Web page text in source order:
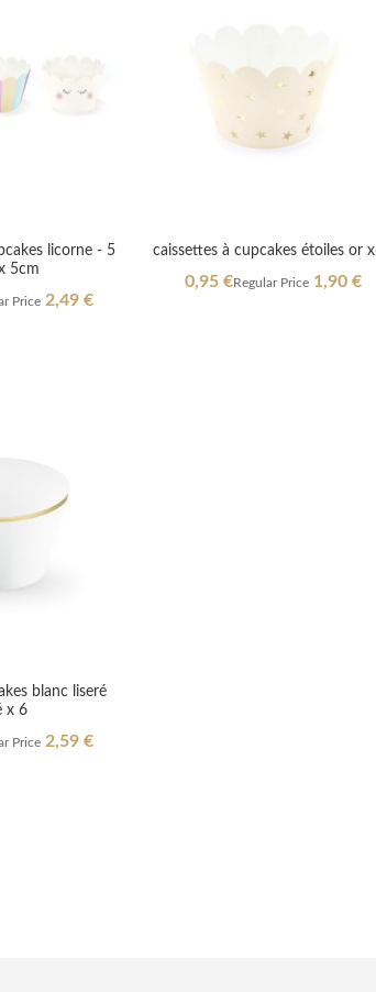
licorne - 5
5cm
Price 2,49 €
caissettes à cupcakes étoiles or
Special
Price
0,95 €Regular Price 1,90 €
blanc liseré
x 6
Price 2,59 €